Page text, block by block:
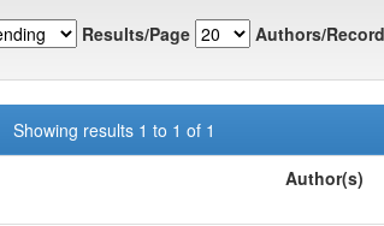
Results/Page Authors/
Showing results 1 to 1 of 1
Author(s)